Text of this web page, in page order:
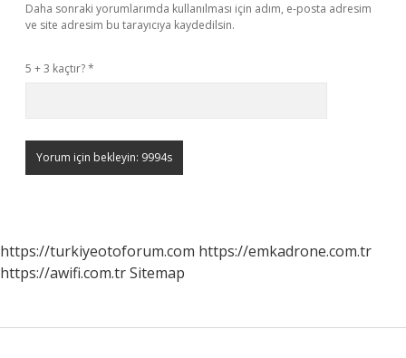
Daha sonraki yorumlarımda kullanılması için adım, e-posta adresim
ve site adresim bu tarayıcıya kaydedilsin.
5 + 3 kaçtır?*
https://turkiyeotoforum.com https://emkadrone.com.tr
https://awifi.com.trSitemap